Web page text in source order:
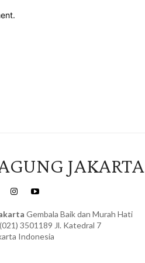
JAKARTA
Gembala Baik dan Murah Hati
3501189 Jl. Katedral 7
Indonesia